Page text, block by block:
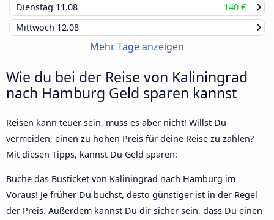
Dienstag 11.08
140 €
Mittwoch 12.08
Mehr Tage anzeigen
Wie du bei der Reise von Kaliningrad
nach Hamburg Geld sparen kannst
Reisen kann teuer sein, muss es aber nicht! Willst Du
vermeiden, einen zu hohen Preis für deine Reise zu zahlen?
Mit diesen Tipps, kannst Du Geld sparen:
Buche das Busticket von Kaliningrad nach Hamburg im
Voraus! Je früher Du buchst, desto günstiger ist in der Regel
der Preis. Außerdem kannst Du dir sicher sein, dass Du einen